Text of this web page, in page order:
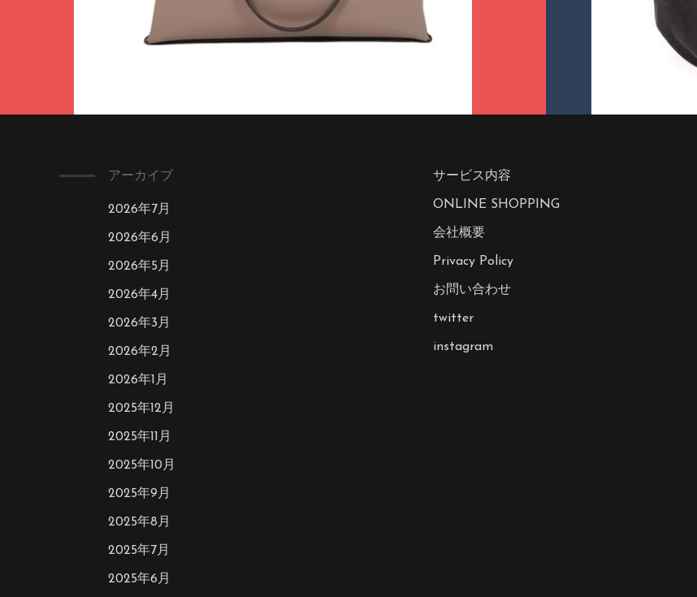
アーカイブ
2026年7月
2026年6月
2026年5月
2026年4月
2026年3月
2026年2月
2026年1月
2025年12月
2025年11月
2025年10月
2025年9月
2025年8月
2025年7月
2025年6月
サービス内容
ONLINE SHOPPING
会社概要
Privacy Policy
お問い合わせ
twitter
instagram